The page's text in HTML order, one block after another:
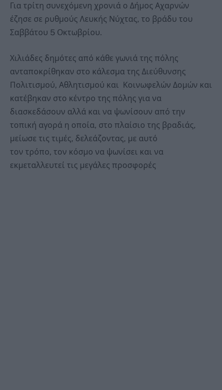
Για τρίτη συνεχόμενη χρονιά ο Δήμος Αχαρνών
έζησε σε ρυθμούς Λευκής Νύχτας, το βράδυ του
Σαββάτου 5 Οκτωβρίου.
Χιλιάδες δημότες από κάθε γωνιά της πόλης
ανταποκρίθηκαν στο κάλεσμα της Διεύθυνσης
Πολιτισμού, Αθλητισμού και Κοινωφελών Δομών και
κατέβηκαν στο κέντρο της πόλης για να
διασκεδάσουν αλλά και να ψωνίσουν από την
τοπική αγορά η οποία, στο πλαίσιο της βραδιάς,
μείωσε τις τιμές, δελεάζοντας, με αυτό
τον τρόπο, τον κόσμο να ψωνίσει και να
εκμεταλλευτεί τις μεγάλες προσφορές